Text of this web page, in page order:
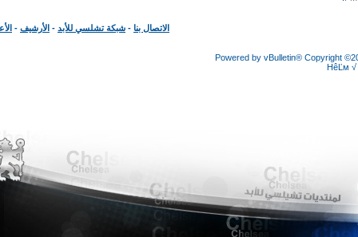
الاتصال بنا- شبكة تشلسي للأبد -الأرشيف-الأعلى
Powered by vBulletin®